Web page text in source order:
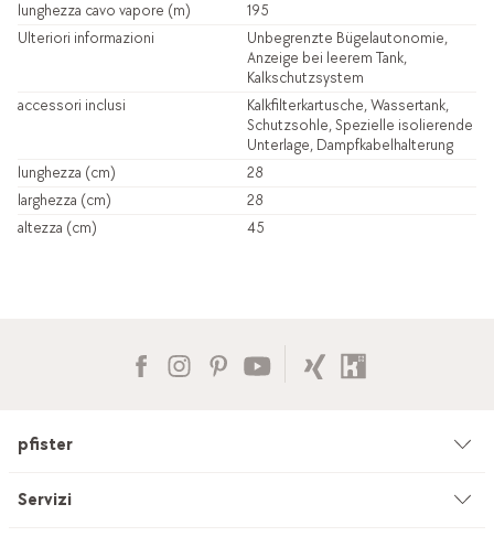
lunghezza cavo vapore (m)
195
Ulteriori informazioni
Unbegrenzte Bügelautonomie,
Anzeige bei leerem Tank,
Kalkschutzsystem
accessori inclusi
Kalkfilterkartusche, Wassertank,
Schutzsohle, Spezielle isolierende
Unterlage, Dampfkabelhalterung
lunghezza (cm)
28
larghezza (cm)
28
altezza (cm)
45
pfister
Azienda
Servizi